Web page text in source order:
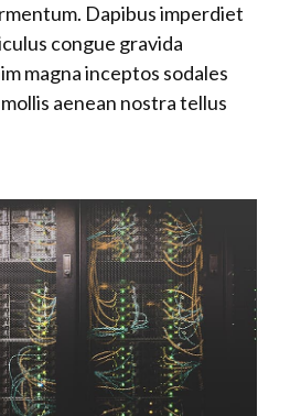
Dapibus imperdiet
congue gravida
magna inceptos sodales
aenean nostra tellus